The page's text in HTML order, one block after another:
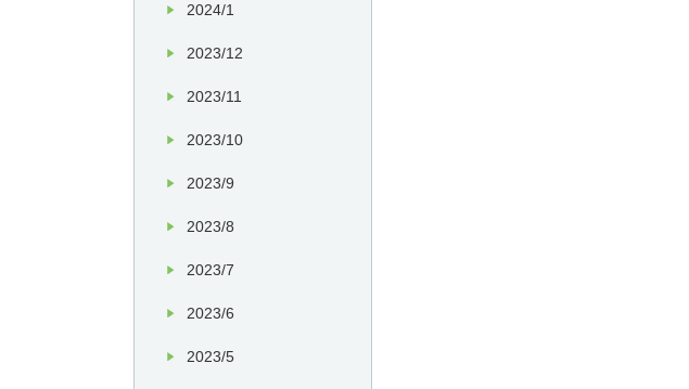
2024/1
2023/12
2023/11
2023/10
2023/9
2023/8
2023/7
2023/6
2023/5